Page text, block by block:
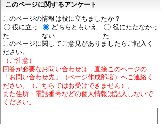
このページに関するアンケート
このページの情報は役に立ちましたか？
役に立っ
た
どちらともいえ
ない
役にたたなかっ
た
このページに関してご意見がありましたらご記入く
ださい。
（ご注意）
回答が必要なお問い合わせは，直接このページの
「お問い合わせ先」（ページ作成部署）へご連絡く
ださい。（こちらではお受けできません）。
また住所・電話番号などの個人情報は記入しないで
ください。